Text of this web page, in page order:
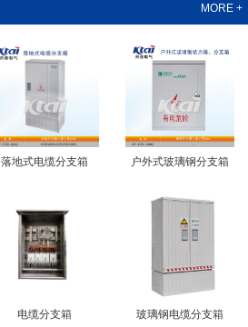
MORE +
落地式电缆分支箱 户外式玻璃钢分支箱
电缆分支箱 玻璃钢电缆分支箱